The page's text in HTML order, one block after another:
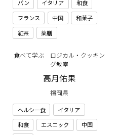
パン
イタリア
和食
フランス
中国
和菓子
紅茶
薬膳
食べて学ぶ ロジカル・クッキン
グ教室
高月佑果
福岡県
ヘルシー食
イタリア
和食
エスニック
中国